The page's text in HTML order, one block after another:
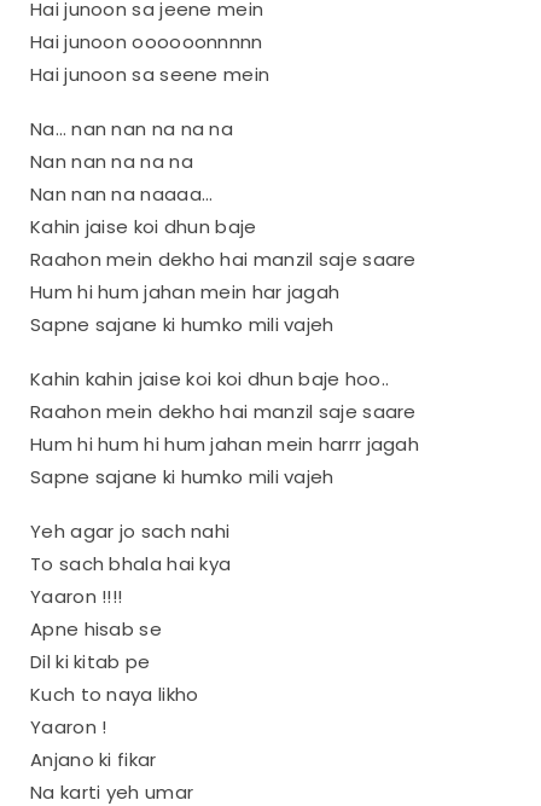
Hai junoon sa jeene mein
Hai junoon oooooonnnnn
Hai junoon sa seene mein
Na… nan nan na na na
Nan nan na na na
Nan nan na naaaa…
Kahin jaise koi dhun baje
Raahon mein dekho hai manzil saje saare
Hum hi hum jahan mein har jagah
Sapne sajane ki humko mili vajeh
Kahin kahin jaise koi koi dhun baje hoo..
Raahon mein dekho hai manzil saje saare
Hum hi hum hi hum jahan mein harrr jagah
Sapne sajane ki humko mili vajeh
Yeh agar jo sach nahi
To sach bhala hai kya
Yaaron !!!!
Apne hisab se
Dil ki kitab pe
Kuch to naya likho
Yaaron !
Anjano ki fikar
Na karti yeh umar